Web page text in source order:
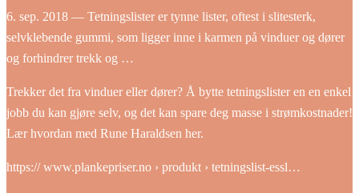
6. sep. 2018 — Tetningslister er tynne lister, oftest i slitesterk,
selvklebende gummi, som ligger inne i karmen på vinduer og dører
og forhindrer trekk og …
Trekker det fra vinduer eller dører? Å bytte tetningslister en en enkel
jobb du kan gjøre selv, og det kan spare deg masse i strømkostnader!
Lær hvordan med Rune Haraldsen her.
https:// www.plankepriser.no › produkt › tetningslist-essl…